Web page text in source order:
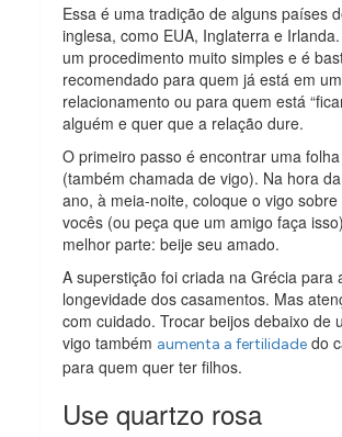
Essa é uma tradição de alguns países
inglesa, como EUA, Inglaterra e
um procedimento muito simples e é
recomendado para quem já está em um
relacionamento ou para quem está
alguém e quer que a relação dure.
O primeiro passo é encontrar uma
(também chamada de vigo). Na hora
ano, à meia-noite, coloque o vigo
vocês (ou peça que um amigo faça
melhor parte: beije seu amado.
A superstição foi criada na Grécia para
longevidade dos casamentos. Mas
com cuidado. Trocar beijos debaixo de
vigo também aumenta a fertilidade do
para quem quer ter filhos.
Use quartzo rosa